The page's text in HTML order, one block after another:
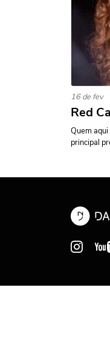
16 de fev
Red
Quem
principal